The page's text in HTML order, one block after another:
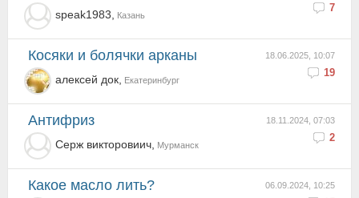
7
speak1983, Казань
18.06.2025, 10:07
19
Косяки и болячки арканы
алексей док, Екатеринбург
18.11.2024, 07:03
2
Антифриз
Серж викторовиич, Мурманск
06.09.2024, 10:25
Какое масло лить?